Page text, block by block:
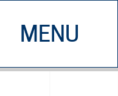
MENU
CHI SIAMO